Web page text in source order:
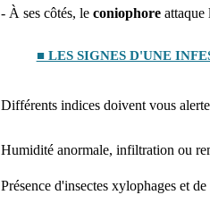
- À ses côtés, le coniophoreattaque
■ LES SIGNES D'UNE
Différents indices doivent vous
Humidité anormale, infiltration ou
Présence d'insectes xylophages et